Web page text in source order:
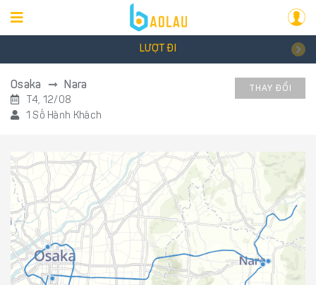
LƯỢT ĐI
Osaka Nara
T4, 12/08
1 Số Hành Khách
THAY ĐỔI